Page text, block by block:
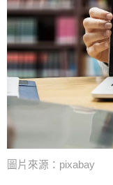
圖片來源：pixabay